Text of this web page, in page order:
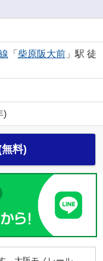
「 柴原阪大前」駅 徒
)
料)